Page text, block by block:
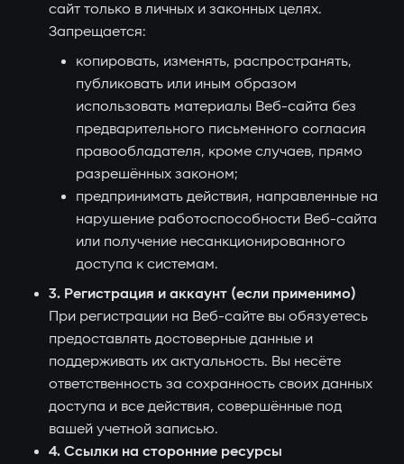
сайт только в личных и законных целях.
Запрещается:
копировать, изменять, распространять,
публиковать или иным образом
использовать материалы Веб-сайта без
предварительного письменного согласия
правообладателя, кроме случаев, прямо
разрешённых законом;
предпринимать действия, направленные на
нарушение работоспособности Веб-сайта
или получение несанкционированного
доступа к системам.
3. Регистрация и аккаунт (если применимо)
При регистрации на Веб-сайте вы обязуетесь
предоставлять достоверные данные и
поддерживать их актуальность. Вы несёте
ответственность за сохранность своих данных
доступа и все действия, совершённые под
вашей учетной записью.
4. Ссылки на сторонние ресурсы